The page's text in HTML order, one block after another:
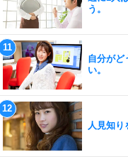
う。
自分がど
い。
人見知り